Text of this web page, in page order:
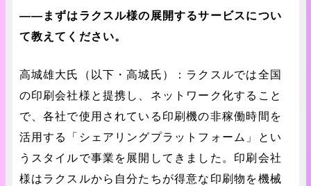
――まずはラクスル様の展開するサービスについ
て教えてください。
高城雄大氏（以下・高城氏）：ラクスルでは全国
の印刷会社様と提携し、ネットワーク化すること
で、各社で使用されている印刷機の非稼働時間を
活用する「シェアリングプラットフォーム」とい
うスタイルで事業を展開してきました。印刷会社
様はラクスルから自分たちが得意な印刷物を機械